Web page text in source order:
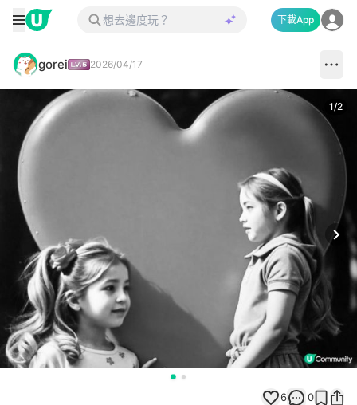
下載App
gorei 2026/04/17
1/2
6 0